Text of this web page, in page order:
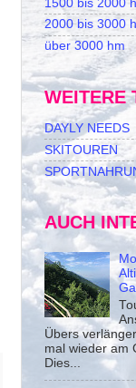
1500 bis 2000
2000 bis 3000
über 3000 hm
WEITERE
DAYLY NEEDS
SKITOUREN
AUCH
Übers
mal wieder am
Dies...